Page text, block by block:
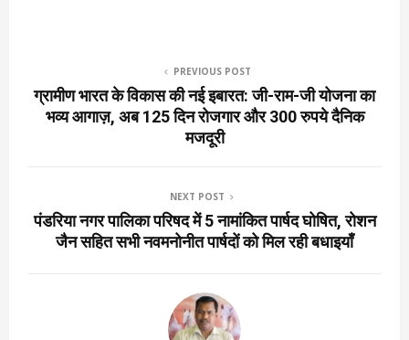
PREVIOUS POST
ग्रामीण भारत के विकास की नई इबारत: जी-राम-जी योजना का
भव्य आगाज़, अब 125 दिन रोजगार और 300 रुपये दैनिक
मजदूरी
NEXT POST
पंडरिया नगर पालिका परिषद में 5 नामांकित पार्षद घोषित, रोशन
जैन सहित सभी नवमनोनीत पार्षदों को मिल रही बधाइयाँ